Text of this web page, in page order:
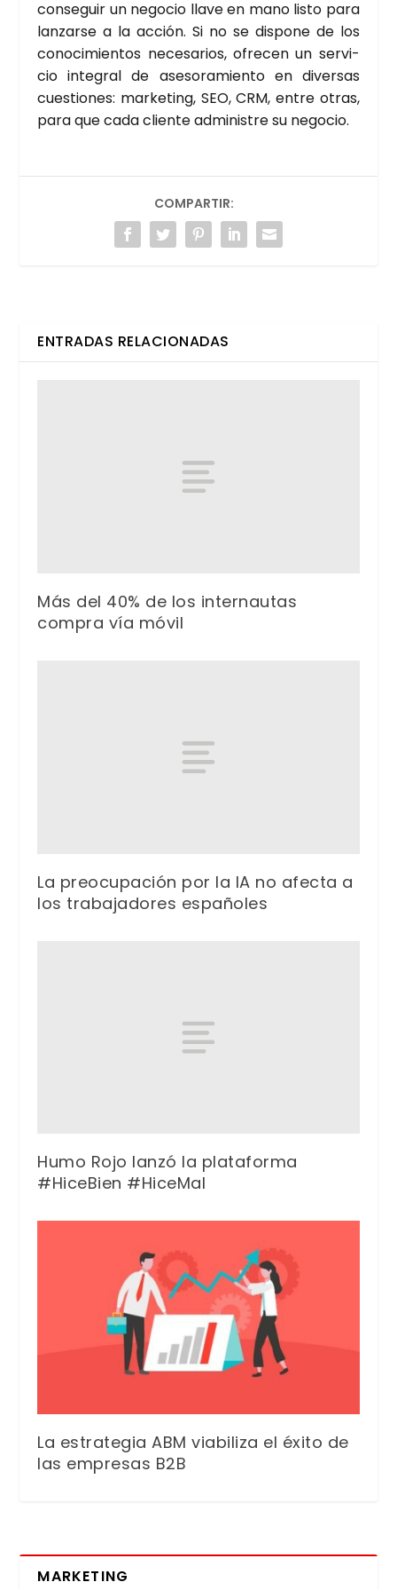
con­se­guir un nego­cio lla­ve en mano lis­to para
lan­zar­se a la acción. Si no se dis­po­ne de los
cono­ci­mien­tos nece­sa­rios, ofre­cen un ser­vi­
cio inte­gral de ase­so­ra­mien­to en diver­sas
cues­tio­nes: mar­ke­ting, SEO, CRM, entre otras,
para que cada clien­te admi­nis­tre su nego­cio.
COMPARTIR:
ENTRADAS RELACIONADAS
Más del 40% de los internautas
compra vía móvil
La preocupación por la IA no afecta a
los trabajadores españoles
Humo Rojo lanzó la plataforma
#HiceBien #HiceMal
La estrategia ABM viabiliza el éxito de
las empresas B2B
MARKETING